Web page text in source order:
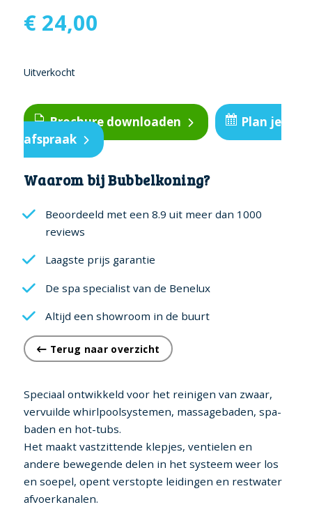
€ 24,00
Uitverkocht
Brochure downloaden
Plan je
afspraak
Waarom bij Bubbelkoning?
Beoordeeld met een 8.9 uit meer dan 1000
reviews
Laagste prijs garantie
De spa specialist van de Benelux
Altijd een showroom in de buurt
Terug naar overzicht
Speciaal ontwikkeld voor het reinigen van zwaar,
vervuilde whirlpoolsystemen, massagebaden, spa-
baden en hot-tubs.
Het maakt vastzittende klepjes, ventielen en
andere bewegende delen in het systeem weer los
en soepel, opent verstopte leidingen en restwater
afvoerkanalen.